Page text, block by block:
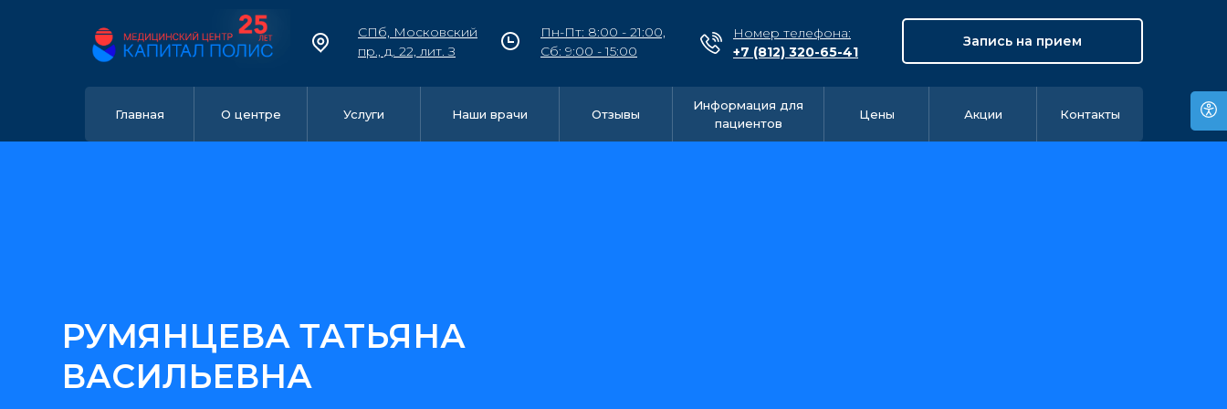
СПб, Московский
пр., д. 22, лит. З
Пн-Пт: 8:00 - 21:00,
Сб: 9:00 - 15:00
Запись на прием
Главная О центре Услуги Наши врачи Отзывы
Информация для
пациентов
Акции Контакты
Цены
Номер телефона:
+7 (812) 320-65-41
РУМЯНЦЕВА ТАТЬЯНА
ВАСИЛЬЕВНА